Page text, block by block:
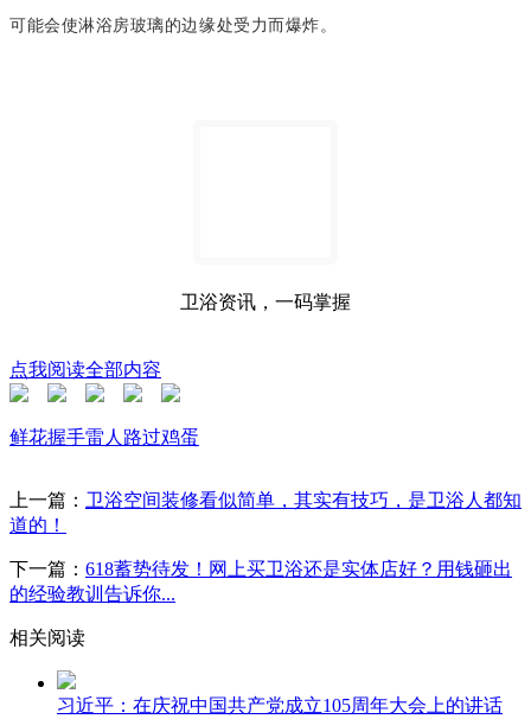
可能会使淋浴房玻璃的边缘处受力而爆炸。
卫浴资讯，一码掌握
点我阅读全部内容
鲜花握手雷人 路过鸡蛋
上一篇： 卫浴空间装修看似简单，其实有技巧，是卫浴人都知
道的！
下一篇： 618蓄势待发！网上买卫浴还是实体店好？用钱砸出
的经验教训告诉你...
相关阅读
习近平：在庆祝中国共产党成立105周年大会上的讲话